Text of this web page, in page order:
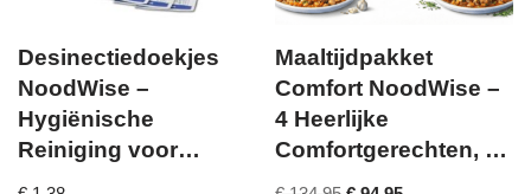
Desinectiedoekjes
NoodWise –
Hygiënische
Reiniging voor
Maaltijdpakket
Comfort NoodWise –
4 Heerlijke
Comfortgerechten, 16